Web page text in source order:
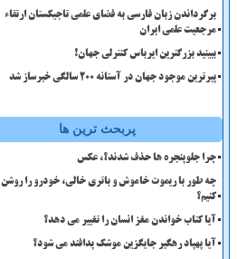
برگرداندن زبان فارسی به فضای علمی تاجیکستان ارتقاء
مرجعیت علمی ایران
ببینید بزرگترین ایرباس کنترلی جهان!
پیرترین موجود جهان در آستانه ۲۰۰ سالگی خبرساز شد
پربحث ترین ها
چرا جلوپنجره ها حذف شدند؟، عکس
چه طور با ریموت خاموش و باتری خالی، خودرو را روشن
کنیم؟
آیا کتاب خواندن مغز انسان را تغییر می دهد؟
آیا پهپاد رهگیر جایگزین موشک پدافند می شود؟